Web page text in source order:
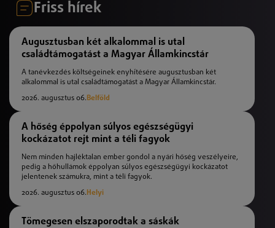
Friss hírek
Augusztusban két alkalommal is utal
családtámogatást a Magyar Államkincstár
A tanévkezdés költségeinek enyhítésére augusztusban két
alkalommal is utal családtámogatást a Magyar Államkincstár.
2026. augusztus 06.Belföld
A hőség éppolyan súlyos egészségügyi
kockázatot rejt mint a téli fagyok
Nem minden hajléktalan ember gondol a nyári hőség veszélyeire,
pedig a hőhullámok éppolyan súlyos egészségügyi kockázatot
jelentenek számukra, mint a téli fagyok.
2026. augusztus 06. Helyi
Tömegesen elszaporodtak a sáskák